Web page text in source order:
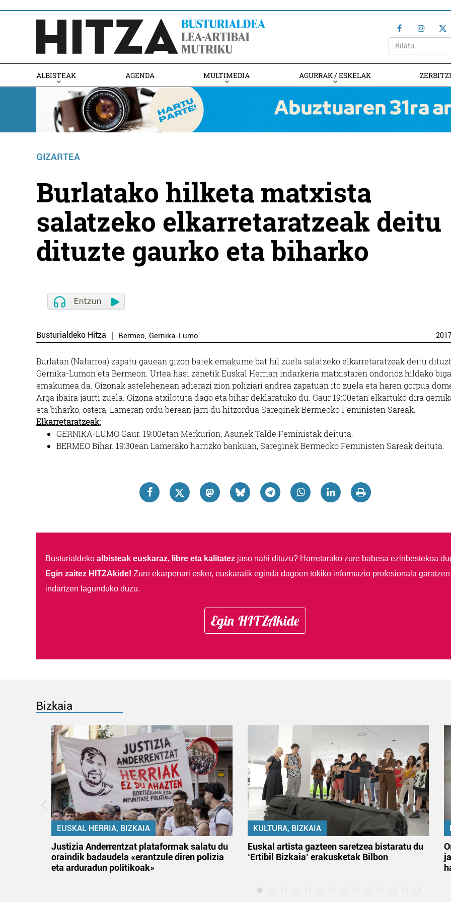
ALBISTEAK AGENDA MULTIMEDIA AGURRAK / ESKELAK
GIZARTEA
Burlatako hilketa matxista
salatzeko elkarretaratzeak deitu
dituzte gaurko eta biharko
Busturialdeko Hitza Bermeo, Gernika-Lumo
Burlatan (Nafarroa) zapatu gauean gizon batek emakume bat hil zuela salatzeko elkarretaratzeak deitu
Gernika-Lumon eta Bermeon. Urtea hasi zenetik Euskal Herrian indarkeria matxistaren ondorioz hildako
emakumea da. Gizonak astelehenean adierazi zion poliziari andrea zapatuan ito zuela eta haren gorpua
Arga ibaira jaurti zuela. Gizona atxilotuta dago eta bihar deklaratuko du. Gaur 19:00etan elkartuko dira
eta biharko, ostera, Lameran ordu berean jarri du hitzordua Sareginek Bermeoko Feministen Sareak.
Elkarretaratzeak:
GERNIKA-LUMO Gaur. 19:00etan Merkurion, Asunek Talde Feministak deituta.
BERMEO Bihar. 19:30ean Lamerako harrizko bankuan, Sareginek Bermeoko Feministen Sareak deituta.
Busturialdeko albisteak euskaraz, libre eta kalitatezjaso nahi dituzu? Horretarako zure babesa ezinbestekoa
Egin zaitez HITZAkide! Zure ekarpenari esker, euskaratik eginda dagoen tokiko informazio profesionala garatzen
indartzen lagunduko duzu.
Egin HITZAkide
Bizkaia
EUSKAL HERRIA, BIZKAIA
Justizia Anderrentzat plataformak salatu du
oraindik badaudela «erantzule diren polizia
eta arduradun politikoak»
KULTURA, BIZKAIA
Euskal artista gazteen saretzea bistaratu du
‘Ertibil Bizkaia’ erakusketak Bilbon